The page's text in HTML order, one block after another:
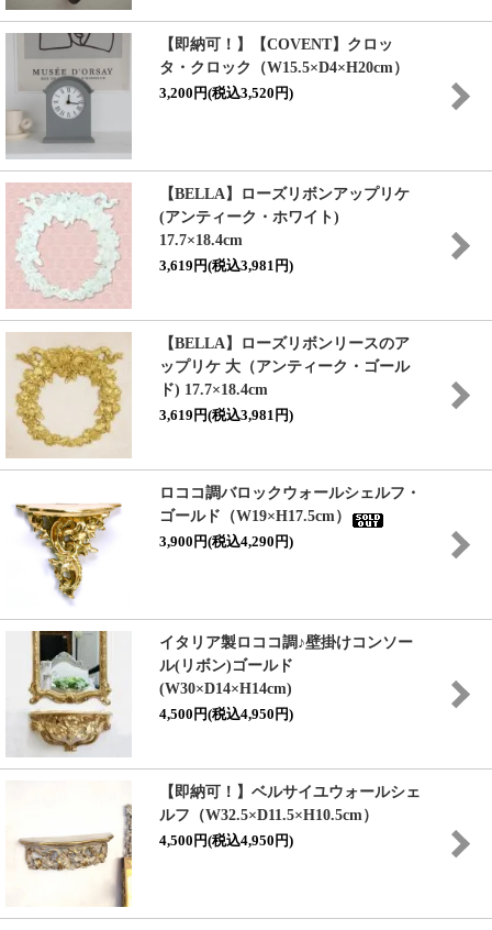
【即納可！】【COVENT】クロッ
タ・クロック（W15.5×D4×H20cm）
3,200円(税込3,520円)
【BELLA】ローズリボンアップリケ
(アンティーク・ホワイト)
17.7×18.4cm
3,619円(税込3,981円)
【BELLA】
ローズリボンリースのア
ップリケ 大（アンティーク・ゴール
ド) 17.7×18.4cm
3,619円(税込3,981円)
ロココ調バロックウォールシェルフ・
ゴールド（W19×H17.5cm）
3,900円(税込4,290円)
イタリア製ロココ調♪壁掛けコンソー
ル(リボン)ゴールド
(W30×D14×H14cm)
4,500円(税込4,950円)
【即納可！】ベルサイユウォールシェ
ルフ（W32.5×D11.5×H10.5cm）
4,500円(税込4,950円)